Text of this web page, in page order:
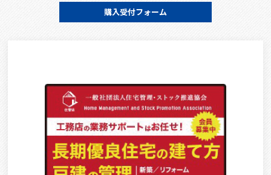
購入受付フォーム